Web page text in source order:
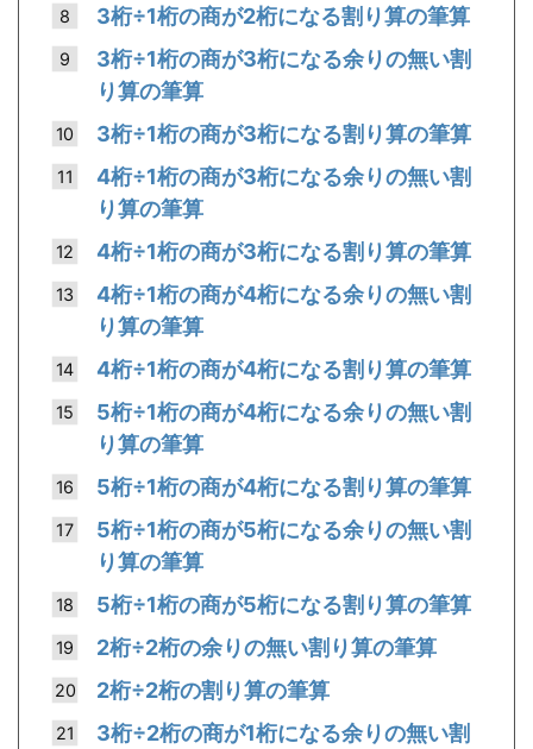
3桁÷1桁の商が2桁になる割り算の筆算
3桁÷1桁の商が3桁になる余りの無い割
り算の筆算
3桁÷1桁の商が3桁になる割り算の筆算
4桁÷1桁の商が3桁になる余りの無い割
り算の筆算
4桁÷1桁の商が3桁になる割り算の筆算
4桁÷1桁の商が4桁になる余りの無い割
り算の筆算
4桁÷1桁の商が4桁になる割り算の筆算
5桁÷1桁の商が4桁になる余りの無い割
り算の筆算
5桁÷1桁の商が4桁になる割り算の筆算
5桁÷1桁の商が5桁になる余りの無い割
り算の筆算
5桁÷1桁の商が5桁になる割り算の筆算
2桁÷2桁の余りの無い割り算の筆算
2桁÷2桁の割り算の筆算
3桁÷2桁の商が1桁になる余りの無い割